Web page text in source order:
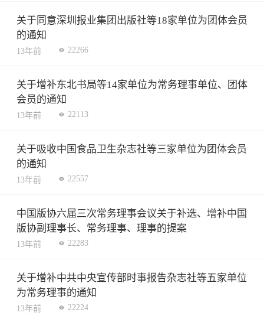
关于同意深圳报业集团出版社等18家单位为团体会员
的通知
13年前 22266
关于增补东北书局等14家单位为常务理事单位、团体
会员的通知
13年前 22113
关于吸收中国食品卫生杂志社等三家单位为团体会员
的通知
13年前 22557
中国版协六届三次常务理事会议关于补选、增补中国
版协副理事长、常务理事、理事的提案
13年前 22283
关于增补中共中央宣传部时事报告杂志社等五家单位
为常务理事的通知
13年前 22224